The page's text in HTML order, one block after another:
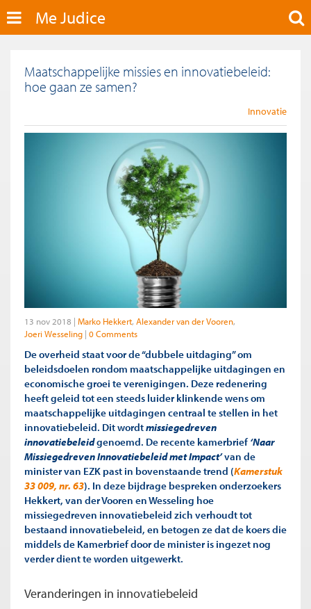
Me Judice
Maatschappelijke missies en innovatiebeleid:
hoe gaan ze samen?
Innovatie
13 nov 2018 Marko Hekkert Alexander van der Vooren
Joeri Wesseling 0 Comments
De overheid staat voor de “dubbele uitdaging” om
beleidsdoelen rondom maatschappelijke uitdagingen en
economische groei te verenigingen. Deze redenering
heeft geleid tot een steeds luider klinkende wens om
maatschappelijke uitdagingen centraal te stellen in het
innovatiebeleid. Dit wordtmissiegedreven
innovatiebeleidgenoemd. De recente kamerbrief‘Naar
Missiegedreven Innovatiebeleid met Impact’van de
minister van EZK past in bovenstaande trend (Kamerstuk
33 009, nr. 63). In deze bijdrage bespreken onderzoekers
Hekkert, van der Vooren en Wesseling hoe
missiegedreven innovatiebeleid zich verhoudt tot
bestaand innovatiebeleid, en betogen ze dat de koers die
middels de Kamerbrief door de minister is ingezet nog
verder dient te worden uitgewerkt.
Veranderingen in innovatiebeleid